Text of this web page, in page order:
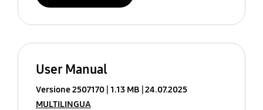
User Manual
Versione 2507170 1.13 MB 24.07.2025
MULTILINGUA